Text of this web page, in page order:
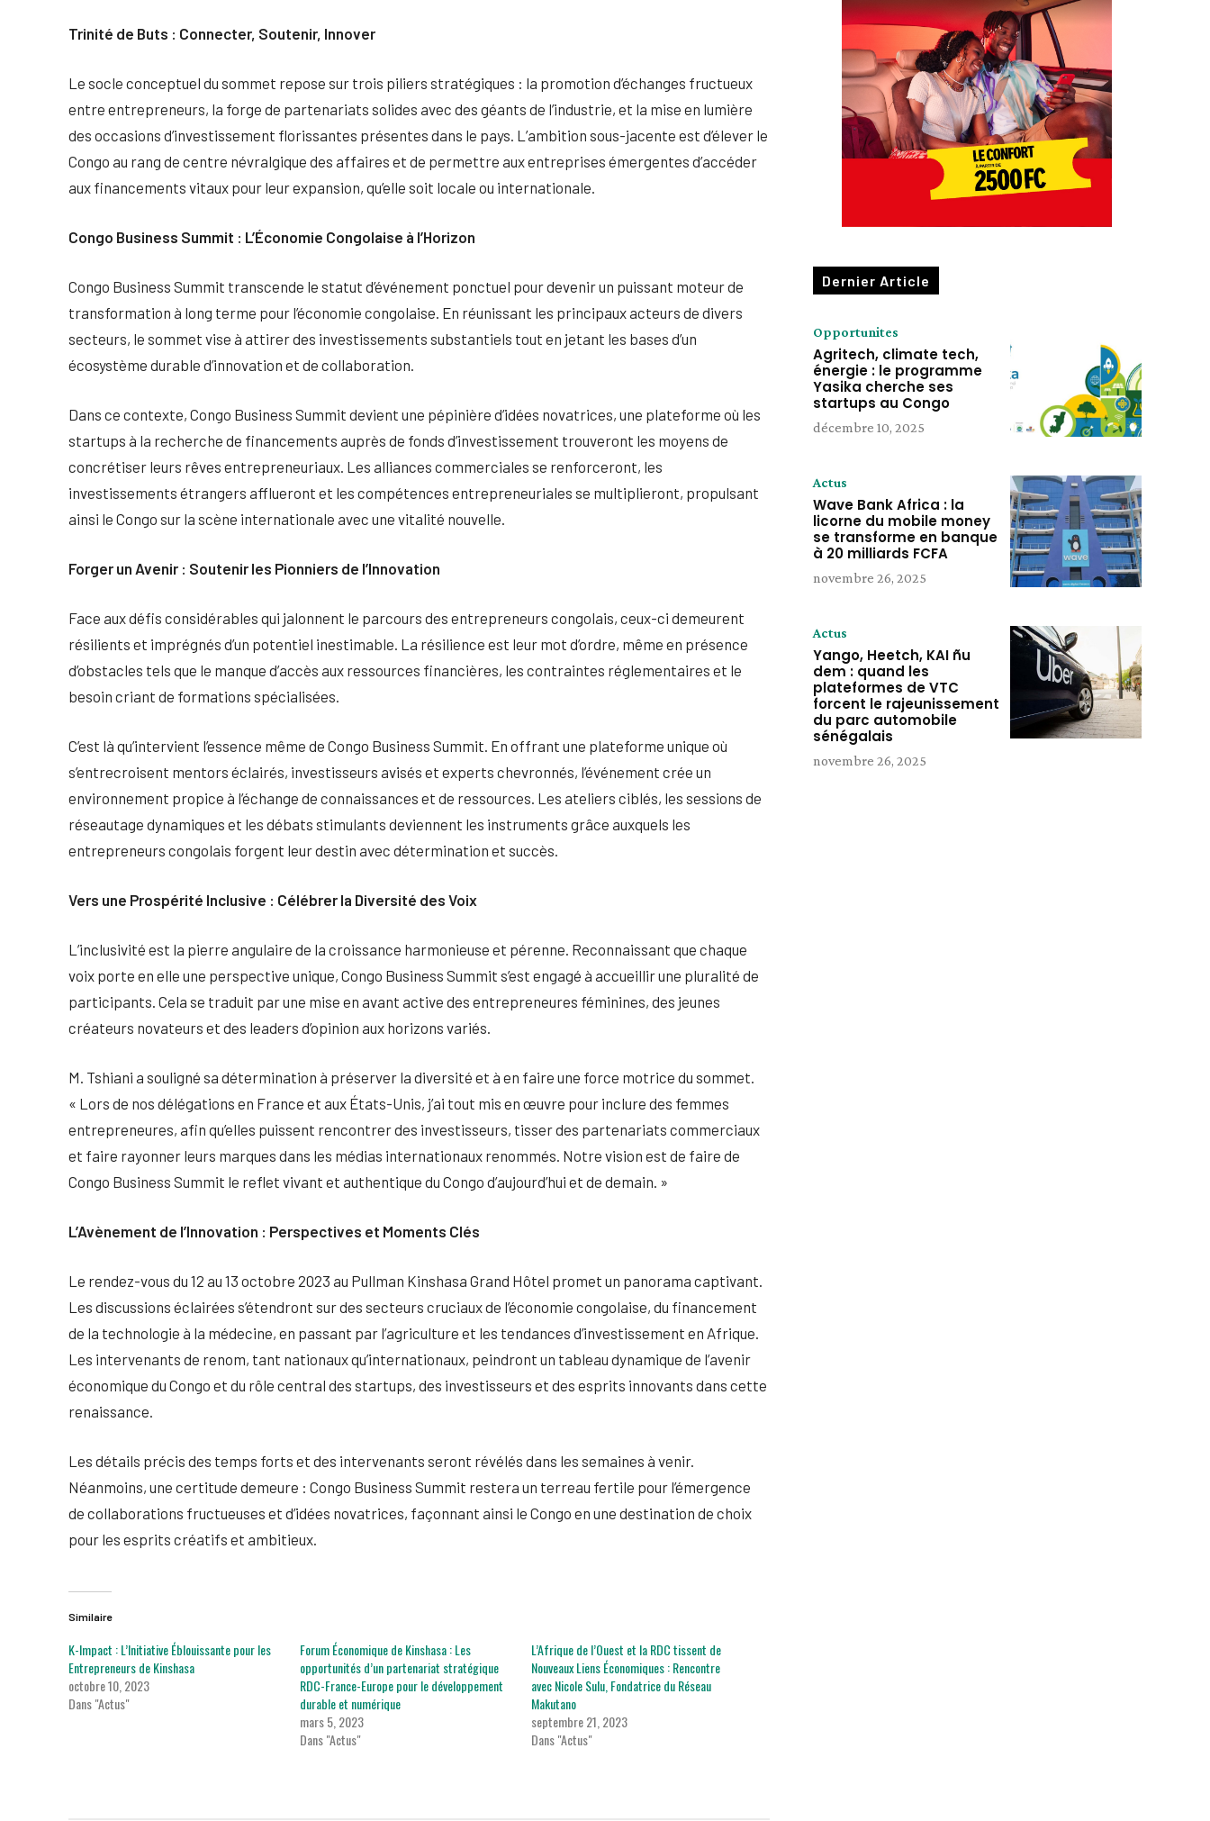
Trinité de Buts : Connecter, Soutenir, Innover
Le socle conceptuel du sommet repose sur trois piliers stratégiques : la promotion d’échanges fructueux
entre entrepreneurs, la forge de partenariats solides avec des géants de l’industrie, et la mise en lumière
des occasions d’investissement florissantes présentes dans le pays. L’ambition sous-jacente est d’élever le
Congo au rang de centre névralgique des affaires et de permettre aux entreprises émergentes d’accéder
aux financements vitaux pour leur expansion, qu’elle soit locale ou internationale.
Congo Business Summit : L’Économie Congolaise à l’Horizon
Congo Business Summit transcende le statut d’événement ponctuel pour devenir un puissant moteur de
transformation à long terme pour l’économie congolaise. En réunissant les principaux acteurs de divers
secteurs, le sommet vise à attirer des investissements substantiels tout en jetant les bases d’un
écosystème durable d’innovation et de collaboration.
Dans ce contexte, Congo Business Summit devient une pépinière d’idées novatrices, une plateforme où les
startups à la recherche de financements auprès de fonds d’investissement trouveront les moyens de
concrétiser leurs rêves entrepreneuriaux. Les alliances commerciales se renforceront, les
investissements étrangers afflueront et les compétences entrepreneuriales se multiplieront, propulsant
ainsi le Congo sur la scène internationale avec une vitalité nouvelle.
Forger un Avenir : Soutenir les Pionniers de l’Innovation
Face aux défis considérables qui jalonnent le parcours des entrepreneurs congolais, ceux-ci demeurent
résilients et imprégnés d’un potentiel inestimable. La résilience est leur mot d’ordre, même en présence
d’obstacles tels que le manque d’accès aux ressources financières, les contraintes réglementaires et le
besoin criant de formations spécialisées.
C’est là qu’intervient l’essence même de Congo Business Summit. En offrant une plateforme unique où
s’entrecroisent mentors éclairés, investisseurs avisés et experts chevronnés, l’événement crée un
environnement propice à l’échange de connaissances et de ressources. Les ateliers ciblés, les sessions de
réseautage dynamiques et les débats stimulants deviennent les instruments grâce auxquels les
entrepreneurs congolais forgent leur destin avec détermination et succès.
Vers une Prospérité Inclusive : Célébrer la Diversité des Voix
L’inclusivité est la pierre angulaire de la croissance harmonieuse et pérenne. Reconnaissant que chaque
voix porte en elle une perspective unique, Congo Business Summit s’est engagé à accueillir une pluralité de
participants. Cela se traduit par une mise en avant active des entrepreneures féminines, des jeunes
créateurs novateurs et des leaders d’opinion aux horizons variés.
M. Tshiani a souligné sa détermination à préserver la diversité et à en faire une force motrice du sommet.
« Lors de nos délégations en France et aux États-Unis, j’ai tout mis en œuvre pour inclure des femmes
entrepreneures, afin qu’elles puissent rencontrer des investisseurs, tisser des partenariats commerciaux
et faire rayonner leurs marques dans les médias internationaux renommés. Notre vision est de faire de
Congo Business Summit le reflet vivant et authentique du Congo d’aujourd’hui et de demain. »
L’Avènement de l’Innovation : Perspectives et Moments Clés
Le rendez-vous du 12 au 13 octobre 2023 au Pullman Kinshasa Grand Hôtel promet un panorama captivant.
Les discussions éclairées s’étendront sur des secteurs cruciaux de l’économie congolaise, du financement
de la technologie à la médecine, en passant par l’agriculture et les tendances d’investissement en Afrique.
Les intervenants de renom, tant nationaux qu’internationaux, peindront un tableau dynamique de l’avenir
économique du Congo et du rôle central des startups, des investisseurs et des esprits innovants dans cette
renaissance.
Les détails précis des temps forts et des intervenants seront révélés dans les semaines à venir.
Néanmoins, une certitude demeure : Congo Business Summit restera un terreau fertile pour l’émergence
de collaborations fructueuses et d’idées novatrices, façonnant ainsi le Congo en une destination de choix
pour les esprits créatifs et ambitieux.
Similaire
K-Impact : L’Initiative Éblouissante pour les
Entrepreneurs de Kinshasa
octobre 10, 2023
Dans "Actus"
Forum Économique de Kinshasa : Les
opportunités d’un partenariat stratégique
RDC-France-Europe pour le développement
durable et numérique
mars 5, 2023
Dans "Actus"
L’Afrique de l’Ouest et la RDC tissent de
Nouveaux Liens Économiques : Rencontre
avec Nicole Sulu, Fondatrice du Réseau
Makutano
septembre 21, 2023
Dans "Actus"
Dernier Article
Opportunites
Agritech, climate tech,
énergie : le programme
Yasika cherche ses
startups au Congo
décembre 10, 2025
Actus
Wave Bank Africa : la
licorne du mobile money
se transforme en banque
à 20 milliards FCFA
novembre 26, 2025
Actus
Yango, Heetch, KAI ñu
dem : quand les
plateformes de VTC
forcent le rajeunissement
du parc automobile
sénégalais
novembre 26, 2025